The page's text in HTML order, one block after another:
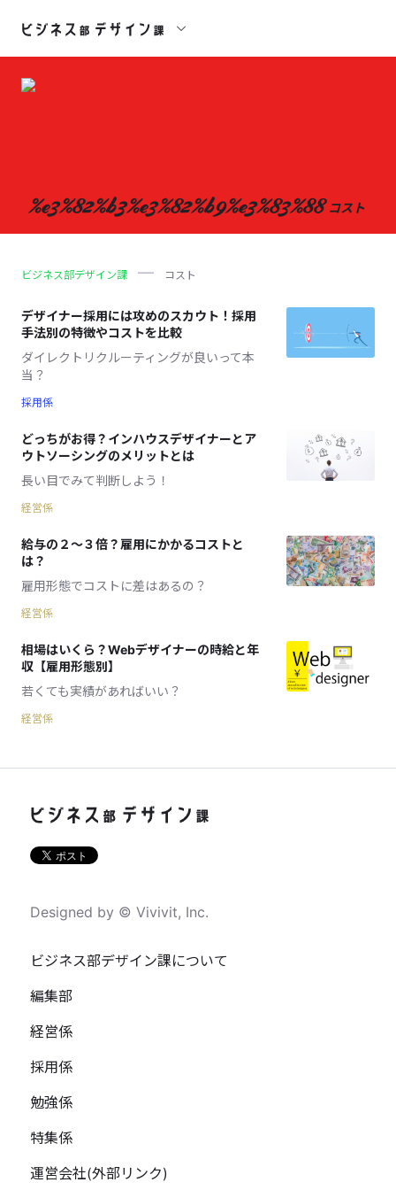
%e3%82%b3%e3%82%b9%e3%83%88コスト
ビジネス部デザイン課 コスト
デザイナー採用には攻めのスカウト！採用
手法別の特徴やコストを比較
ダイレクトリクルーティングが良いって本
当？
採用係
どっちがお得？インハウスデザイナーとア
ウトソーシングのメリットとは
長い目でみて判断しよう！
経営係
給与の２〜３倍？雇用にかかるコストと
は？
雇用形態でコストに差はあるの？
経営係
相場はいくら？Webデザイナーの時給と年
収【雇用形態別】
若くても実績があればいい？
経営係
Designed by © Vivivit, Inc.
ビジネス部デザイン課について
編集部
経営係
採用係
勉強係
特集係
運営会社(外部リンク)